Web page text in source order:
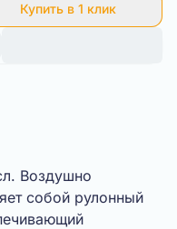
Купить в 1 клик
Воздушно
собой рулонный